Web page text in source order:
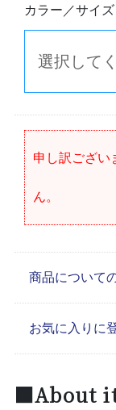
カラー／サイズ
申し訳ござい
ん。
商品について
お気に入りに
■About